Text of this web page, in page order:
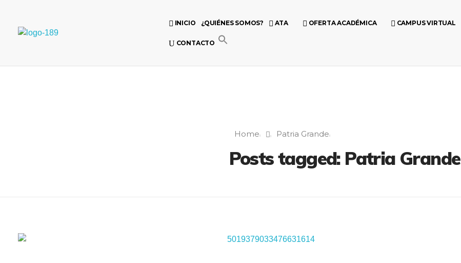
INICIO ¿QUIÉNES SOMOS? ATA OFERTA ACADÉMICA CAMPUS VIRTUAL
CONTACTO
Home Patria Grande
Posts tagged: Patria Grande